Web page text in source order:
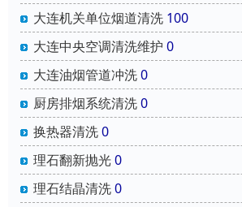
大连机关单位烟道清洗 100
大连中央空调清洗维护 0
大连油烟管道冲洗0
厨房排烟系统清洗0
换热器清洗0
理石翻新抛光0
理石结晶清洗0